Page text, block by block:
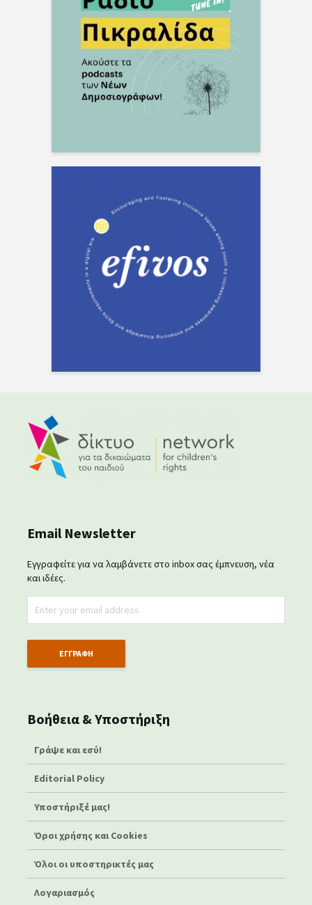
Email Newsletter
Εγγραφείτε για να λαμβάνετε στο inbox σας έμπνευση, νέα
και ιδέες.
Βοήθεια & Υποστήριξη
Γράψε και εσύ!
Editorial Policy
Υποστήριξέ μας!
Όροι χρήσης και Cookies
Όλοι οι υποστηρικτές μας
Λογαριασμός